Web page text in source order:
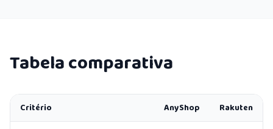
Tabela comparativa
Critério AnyShop Rakuten